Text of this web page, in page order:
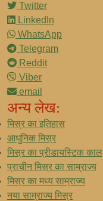
Twitter
LinkedIn
WhatsApp
Telegram
Reddit
Viber
email
अन्य लेख:
मिस्र का इतिहास
आधुनिक मिस्र
मिस्र का प्रीडायस्टिक काल
प्राचीन मिस्र का साम्राज्य
मिस्र का मध्य साम्राज्य
नया साम्राज्य मिस्र